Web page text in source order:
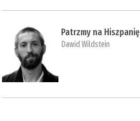
Patrzmy na Hiszpanię
Dawid Wildstein